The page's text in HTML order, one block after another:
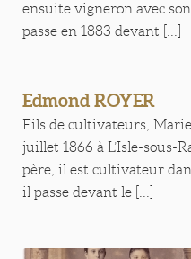
ensuite vigneron avec
passe en 1883 devant [...]
Edmond ROYER
Fils de cultivateurs,
juillet 1866 à L’Isle-sous-
père, il est cultivateur
il passe devant le [...]